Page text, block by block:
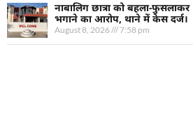
नाबालिग छात्रा को बहला-फुसलाकर
भगाने का आरोप, थाने में केस दर्ज।
August 8, 2026 7:58 pm